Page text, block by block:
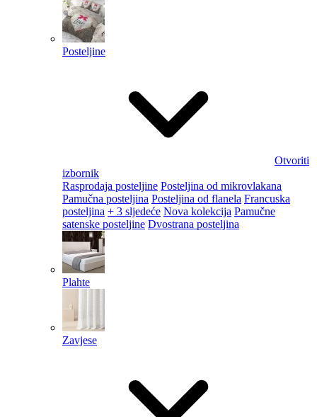
Posteljine
Otvoriti
izbornik
Rasprodaja posteljine Posteljina od mikrovlakana
Pamučna posteljina Posteljina od flanela Francuska
posteljina + 3 sljedeće Nova kolekcija Pamučne
satenske posteljine Dvostrana posteljina
Plahte
Zavjese